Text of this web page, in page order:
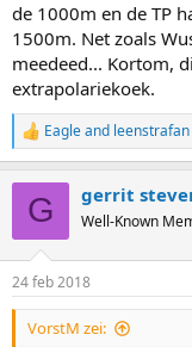
de 1000m en de TP
1500m. Net zoals
meedeed... Kortom,
extrapolariekoek.
R
e
s
:
Eagleand leenstrafan
G gerrit
Well-Known
24 feb 2018
VorstM zei: